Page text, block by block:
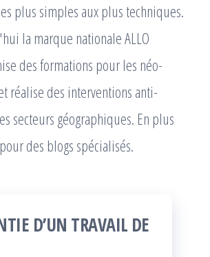
plus simples aux plus techniques.
la marque nationale ALLO
des formations pour les néo-
réalise des interventions anti-
secteurs géographiques. En plus
des blogs spécialisés.
D’UN TRAVAIL DE